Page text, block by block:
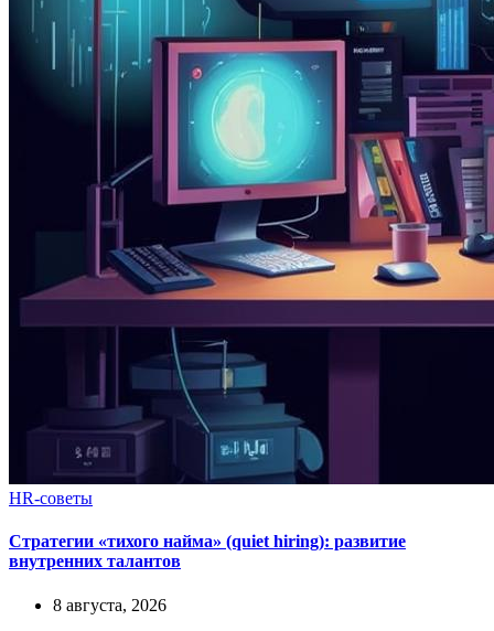
HR-советы
Стратегии «тихого найма» (quiet hiring): развитие
внутренних талантов
8 августа, 2026